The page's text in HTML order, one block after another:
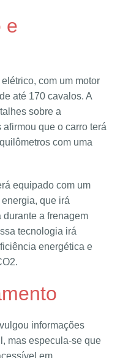
e
com um motor
até 170 cavalos. A
sobre a
que o carro terá
com uma
equipado com um
que irá
a frenagem
tecnologia irá
energética e
informações
mas especula-se que
em